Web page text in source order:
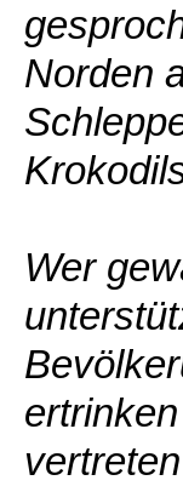
Norden
Wer